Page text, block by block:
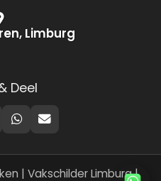
Limburg
Deel
| Vakschilder Limburg |